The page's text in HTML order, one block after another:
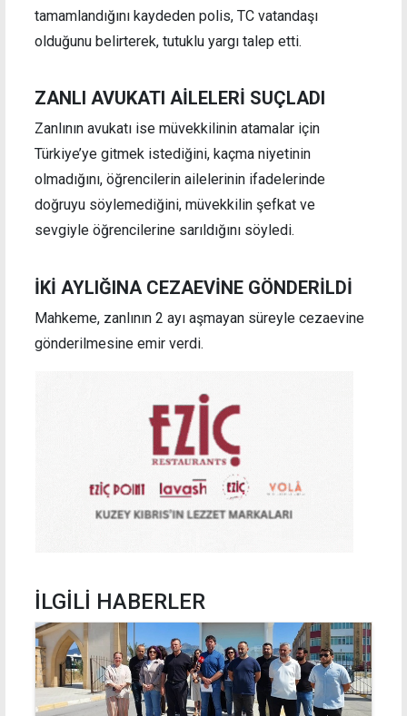
tamamlandığını kaydeden polis, TC vatandaşı
olduğunu belirterek, tutuklu yargı talep etti.
ZANLI AVUKATI AİLELERİ SUÇLADI
Zanlının avukatı ise müvekkilinin atamalar için
Türkiye’ye gitmek istediğini, kaçma niyetinin
olmadığını, öğrencilerin ailelerinin ifadelerinde
doğruyu söylemediğini, müvekkilin şefkat ve
sevgiyle öğrencilerine sarıldığını söyledi.
İKİ AYLIĞINA CEZAEVİNE GÖNDERİLDİ
Mahkeme, zanlının 2 ayı aşmayan süreyle cezaevine
gönderilmesine emir verdi.
İLGİLİ HABERLER